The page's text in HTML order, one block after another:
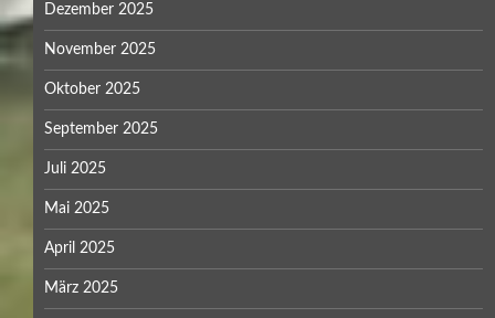
Dezember 2025
November 2025
Oktober 2025
September 2025
Juli 2025
Mai 2025
April 2025
März 2025